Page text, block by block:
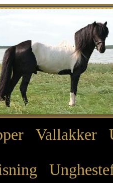
Vallakker